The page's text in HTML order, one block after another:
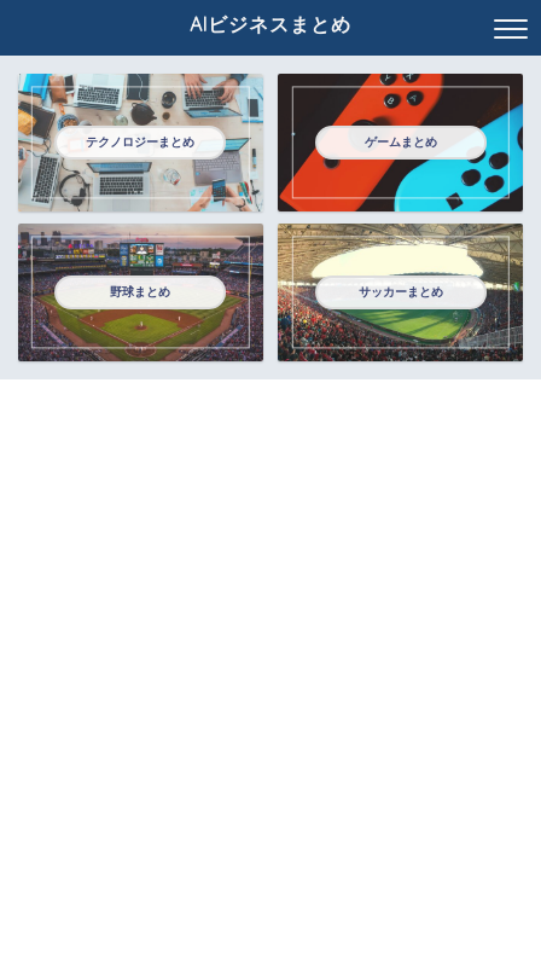
AIビジネスまとめ
テクノロジーまとめ ゲームまとめ
野球まとめ サッカーまとめ